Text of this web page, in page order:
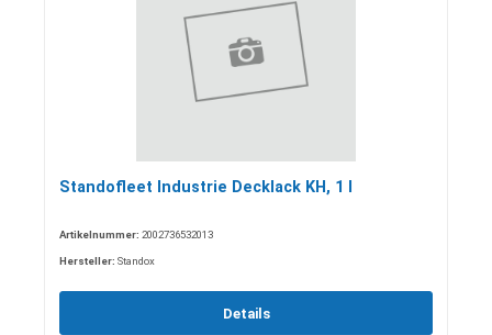
Standofleet Industrie Decklack KH, 1 l
Artikelnummer: 2002736532013
Hersteller: Standox
Details